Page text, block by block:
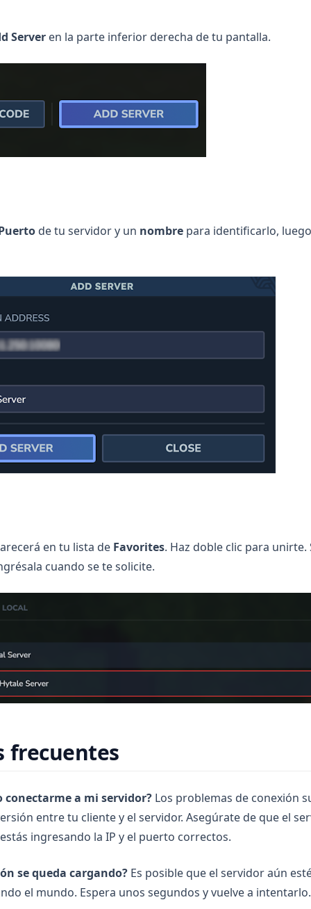
Server en la parte inferior derecha de tu pantalla.
de tu servidor y un nombre para identificarlo,
en tu lista de Favorites. Haz doble clic para
cuando se te solicite.
frecuentes
conectarme a mi servidor? Los problemas de conexión
entre tu cliente y el servidor. Asegúrate de que el
ingresando la IP y el puerto correctos.
se queda cargando? Es posible que el servidor aún
el mundo. Espera unos segundos y vuelve a intentarlo.